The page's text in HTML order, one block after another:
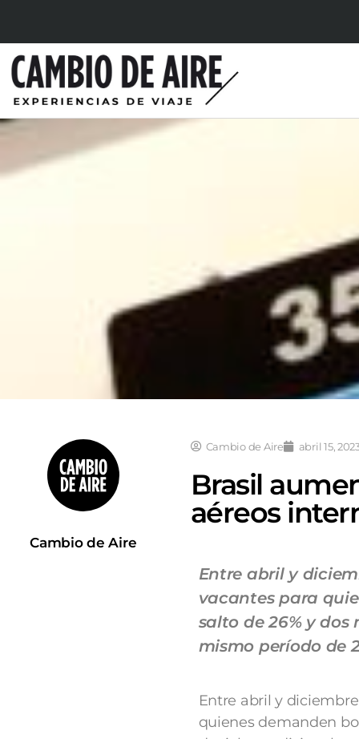
Cambio de Aire
Cambio de Aire abril 15,
Brasil
aéreos
Entre abril y
vacantes para
salto de 26% y
mismo período de
Entre abril y
quienes demanden